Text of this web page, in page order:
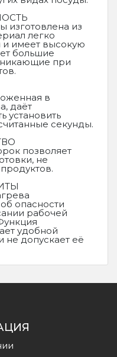
изготовлена из
легко
и имеет высокую
большие
при
в
даёт
установить
секунды.
позволяет
не
опасности
рабочей
удобной
не допускает её